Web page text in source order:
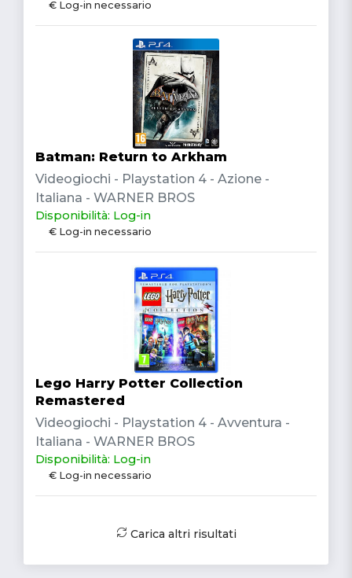
€ Log-in necessario
Batman: Return to Arkham
Videogiochi - Playstation 4 - Azione -
Italiana - WARNER BROS
Disponibilità: Log-in
€ Log-in necessario
Lego Harry Potter Collection
Remastered
Videogiochi - Playstation 4 - Avventura -
Italiana - WARNER BROS
Disponibilità: Log-in
€ Log-in necessario
Carica altri risultati